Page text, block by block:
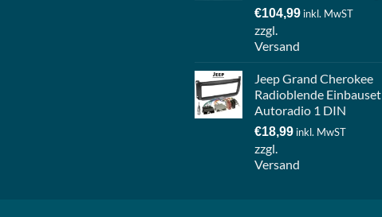
€104,99 inkl. MwST
zzgl.
Versand
Jeep Grand Cherokee
Radioblende Einbauset
Autoradio 1 DIN
€18,99 inkl. MwST
zzgl.
Versand